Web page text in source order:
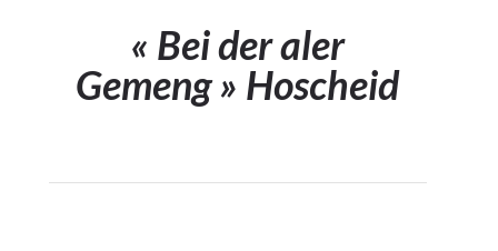
« Bei der aler
Gemeng » Hoscheid